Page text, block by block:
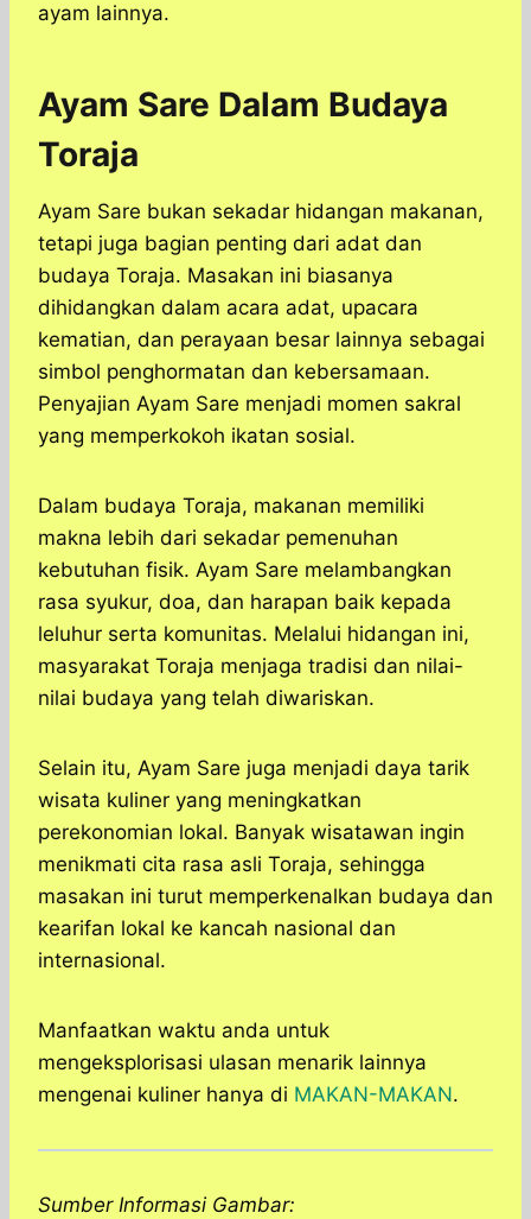
ayam lainnya.
Ayam Sare Dalam Budaya
Toraja
Ayam Sare bukan sekadar hidangan makanan,
tetapi juga bagian penting dari adat dan
budaya Toraja. Masakan ini biasanya
dihidangkan dalam acara adat, upacara
kematian, dan perayaan besar lainnya sebagai
simbol penghormatan dan kebersamaan.
Penyajian Ayam Sare menjadi momen sakral
yang memperkokoh ikatan sosial.
Dalam budaya Toraja, makanan memiliki
makna lebih dari sekadar pemenuhan
kebutuhan fisik. Ayam Sare melambangkan
rasa syukur, doa, dan harapan baik kepada
leluhur serta komunitas. Melalui hidangan ini,
masyarakat Toraja menjaga tradisi dan nilai-
nilai budaya yang telah diwariskan.
Selain itu, Ayam Sare juga menjadi daya tarik
wisata kuliner yang meningkatkan
perekonomian lokal. Banyak wisatawan ingin
menikmati cita rasa asli Toraja, sehingga
masakan ini turut memperkenalkan budaya dan
kearifan lokal ke kancah nasional dan
internasional.
Manfaatkan waktu anda untuk
mengeksplorisasi ulasan menarik lainnya
mengenai kuliner hanya di MAKAN-MAKAN.
Sumber Informasi Gambar: